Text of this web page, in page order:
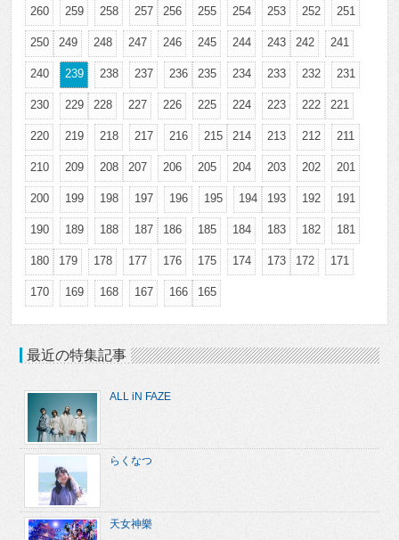
260 259 258 257 256 255 254 253 252 251
250 249 248 247 246 245 244 243 242 241
240 239 238 237 236 235 234 233 232 231
230 229 228 227 226 225 224 223 222 221
220 219 218 217 216 215 214 213 212 211
210 209 208 207 206 205 204 203 202 201
200 199 198 197 196 195 194 193 192 191
190 189 188 187 186 185 184 183 182 181
180 179 178 177 176 175 174 173 172 171
170 169 168 167 166 165
最近の特集記事
ALL iN FAZE
らくなつ
天女神樂